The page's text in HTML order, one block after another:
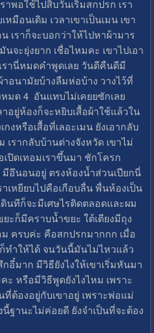
พอใช้ไปสิบวันเริ่มสกปรก เรา
มือนเดิม เวลาเขาเป็นเมน เขา
เราก็จะบอกว่าให้ไปหาผ้ามาร
จะยุ่งยาก เชื่อไหมคะ เขาไปเอา
รานี่หมดคำพูดเลย วันดีคืนดีมี
อนามัยบ้างลืมห่อบ้าง วางไว้ที่
มด 4 อันแทบไม่เคยยซักเลย
อยู่ห้องก็จะหยิบเสื้อผ้าใช้แล้วใน
งหรือเสื้อที่เลอะเมน ยังเอากลับ
เรากลับบ้านต่างจังหวัด เขาไม่
ปิดเทอมเราขึ้นมา ชักโครก
อึนอนอยู่ ตรงห้องน้ำส่วนเปียกนี่
เหยียบไปคือเกือบลื่น พื่นห้องเป็น
นทีก็จะมีเศษไรติดตลอดและผม
ะก็มีคราบน้ำขยะ ใต้เตียงมีถุง
ครบค่ะ คือสกปรกมากกก เมื่อ
ทำให้ได้ จนวันนี้มันไม่ไหวแล้ว
อี๋มาก มีวิธียังไงให้เขาเริ่มหันมา
หรือมีวิธีพูดยังไงไหม เพราะ
ที่ต้องอยู่กับเขาอยู่ เพราะพ่อแม่
ฐานะไม่ค่อยดี ยังจำเป็นที่จะต้อง